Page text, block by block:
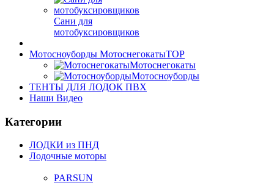
Сани для
мотобуксировщиков
Мотосноуборды МотоснегокатыTOP
Мотоснегокаты
Мотосноуборды
ТЕНТЫ ДЛЯ ЛОДОК ПВХ
Наши Видео
Категории
ЛОДКИ из ПНД
Лодочные моторы
PARSUN